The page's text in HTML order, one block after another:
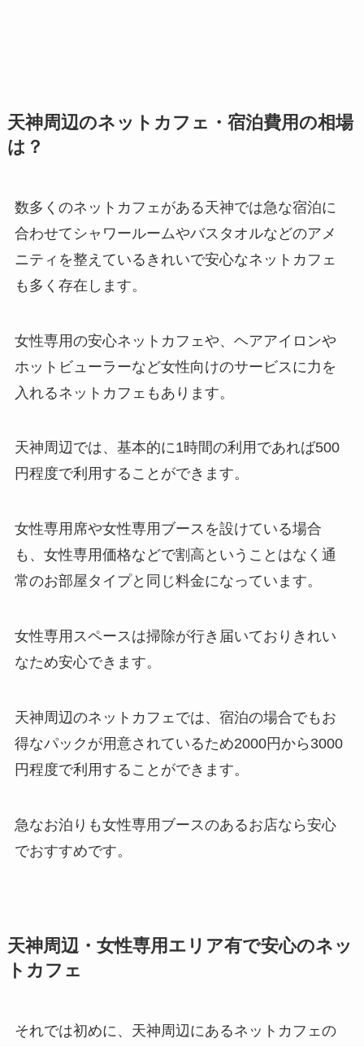
天神周辺のネットカフェ・宿泊費用の相場
は？
数多くのネットカフェがある天神では急な宿泊に
合わせてシャワールームやバスタオルなどのアメ
ニティを整えているきれいで安心なネットカフェ
も多く存在します。
女性専用の安心ネットカフェや、ヘアアイロンや
ホットビューラーなど女性向けのサービスに力を
入れるネットカフェもあります。
天神周辺では、基本的に1時間の利用であれば500
円程度で利用することができます。
女性専用席や女性専用ブースを設けている場合
も、女性専用価格などで割高ということはなく通
常のお部屋タイプと同じ料金になっています。
女性専用スペースは掃除が行き届いておりきれい
なため安心できます。
天神周辺のネットカフェでは、宿泊の場合でもお
得なパックが用意されているため2000円から3000
円程度で利用することができます。
急なお泊りも女性専用ブースのあるお店なら安心
でおすすめです。
天神周辺・女性専用エリア有で安心のネッ
トカフェ
それでは初めに、天神周辺にあるネットカフェの